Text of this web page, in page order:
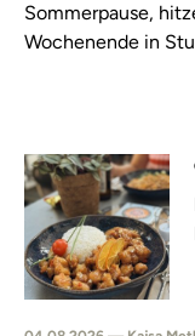
Sommerpause,
Wochenende in